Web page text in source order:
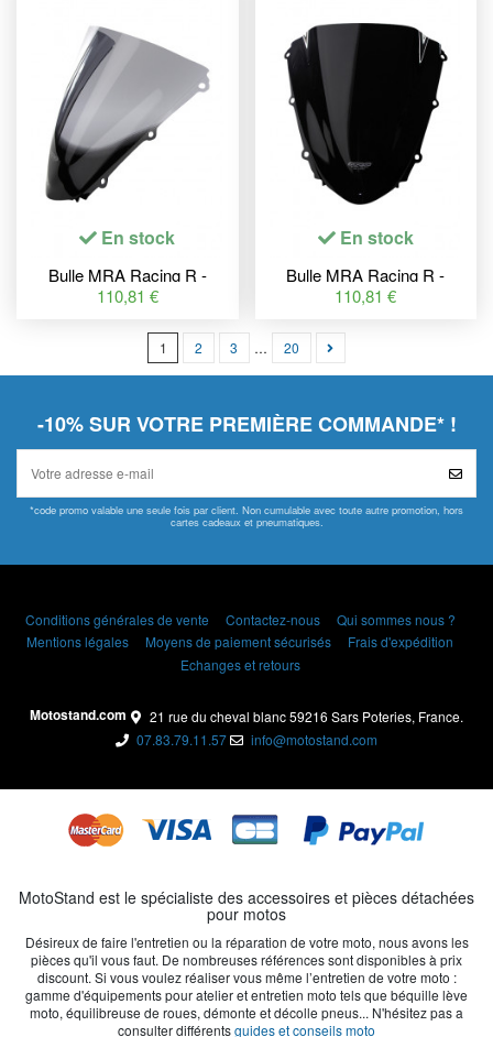
En stock
Bulle MRA Racing R -
Honda CBR1000RR
110,81 €
En stock
Bulle MRA Racing R -
Honda CBR1000RR
110,81 €
1 2 3 … 20
-10% SUR VOTRE PREMIÈRE COMMANDE* !
*code promo valable une seule fois par client. Non cumulable avec toute autre promotion, hors
cartes cadeaux et pneumatiques.
Conditions générales de vente Contactez-nous
Qui sommes nous ?
Mentions légales
Moyens de paiement sécurisés
Frais d'expédition
Echanges et retours
Motostand.com
21 rue du cheval blanc 59216 Sars Poteries, France.
07.83.79.11.57
info@motostand.com
MotoStand est le spécialiste des accessoires et pièces détachées
pour motos
Désireux de faire l'entretien ou la réparation de votre moto, nous avons les
pièces qu'il vous faut. De nombreuses références sont disponibles à prix
discount. Si vous voulez réaliser vous même l’entretien de votre moto :
gamme d'équipements pour atelier et entretien moto tels que béquille lève
moto, équilibreuse de roues, démonte et décolle pneus... N'hésitez pas a
consulter différentsguides et conseils moto